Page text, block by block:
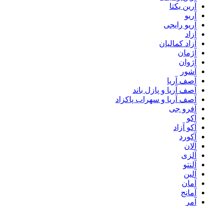
آرین یکتا
آریو
آریو رایجی
آزاد
آزاد کمالیان
آژمان
آژوان
آشور
آصف آریا
آصف آریا و پازل باند
آصف آریا و سهراب پاکزاد
آفرو جی
آکو
آکو آزاد
آکورد
آلان
آلزی
آلنتو
آلین
آمان
آمانج
آمر